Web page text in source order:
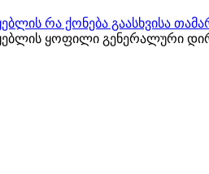
რა ქონება გაასხვისა
ყოფილი გენერალური